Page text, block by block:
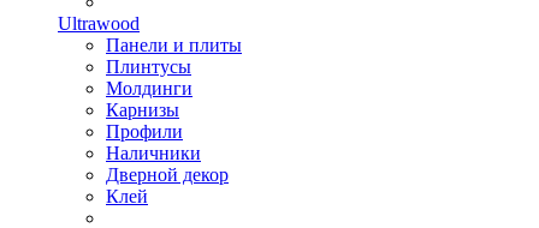
Ultrawood
Панели и плиты
Плинтусы
Молдинги
Карнизы
Профили
Наличники
Дверной декор
Клей